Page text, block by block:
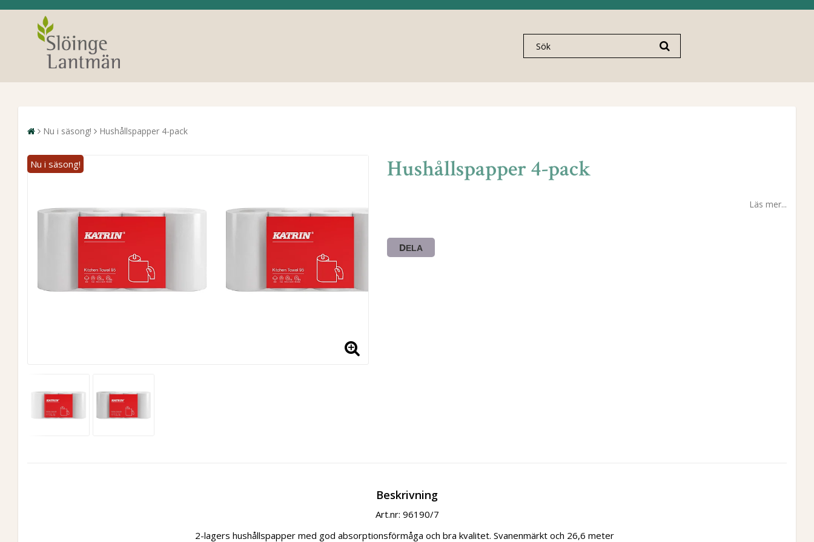
Nu i säsong! Hushållspapper 4-pack
Hushållspapper 4-pack
Läs mer...
DELA
Beskrivning
Art.nr: 96190/7
2-lagers hushållspapper med god absorptionsförmåga och bra kvalitet. Svanenmärkt och 26,6 meter